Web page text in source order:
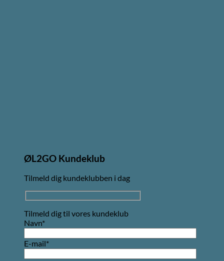
ØL2GO Kundeklub
Tilmeld dig kundeklubben i dag
Tilmeld dig til vores kundeklub
Navn*
E-mail*